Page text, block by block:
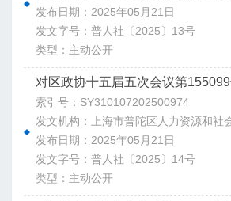
发布日期：2025年05月21日
发文字号：普人社〔2025〕13号
类型：主动公开
对区政协十五届五次会议第
索引号：SY310107202500974
发文机构：上海市普陀区人力资源和社
发布日期：2025年05月21日
发文字号：普人社〔2025〕14号
类型：主动公开